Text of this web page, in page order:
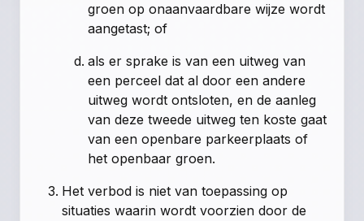
groen op onaanvaardbare wijze wordt
aangetast; of
als er sprake is van een uitweg van
een perceel dat al door een andere
uitweg wordt ontsloten, en de aanleg
van deze tweede uitweg ten koste gaat
van een openbare parkeerplaats of
het openbaar groen.
Het verbod is niet van toepassing op
situaties waarin wordt voorzien door de